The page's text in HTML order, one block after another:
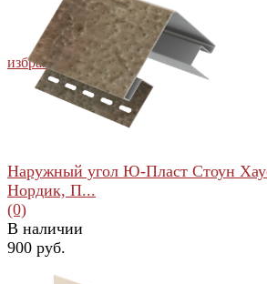
избранное сравнить
Наружный угол Ю-Пласт Стоун
Нордик, П...
(0)
В наличии
900 руб.